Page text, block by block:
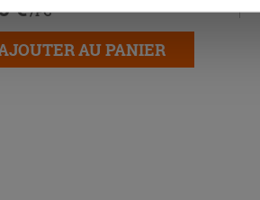
€ /PC
AU PANIER